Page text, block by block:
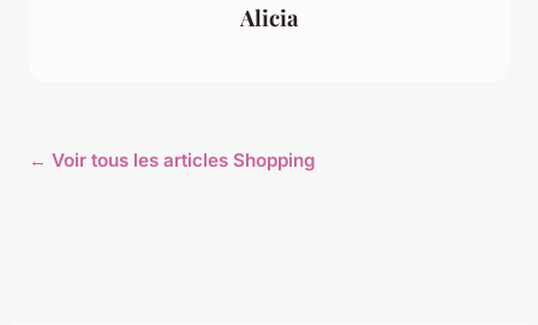
Alicia
← Voir tous les articles Shopping